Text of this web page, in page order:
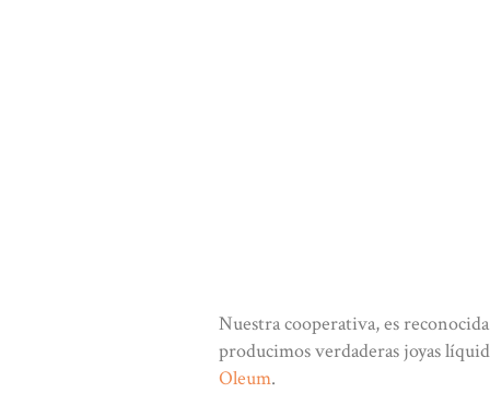
Nuestra cooperativa, es
producimos verdaderas joyas
Oleum.